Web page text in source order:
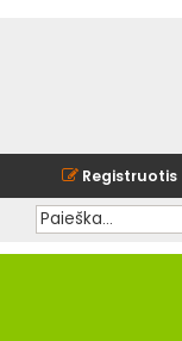
Registruotis